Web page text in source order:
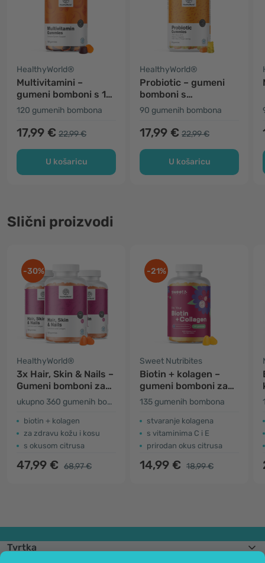
HealthyWorld®
Multivitamini –
gumeni bomboni s 10
vitamina
120 gumenih bombona
17,99 € 22,99 €
U košaricu
HealthyWorld®
Probiotic – gumeni
bomboni s
mikrobiološkim
kulturama
90 gumenih bombona
17,99 € 22,99 €
U košaricu
Slični proizvodi
-30%
HealthyWorld®
3x Hair, Skin & Nails –
Gumeni bomboni za
kosu, kožu i nokte
ukupno 360 gumenih bombona
biotin + kolagen
za zdravu kožu i kosu
s okusom citrusa
47,99 € 68,97 €
-21%
Sweet Nutribites
Biotin + kolagen –
gumeni bomboni za
kosu, kožu i nokte
135 gumenih bombona
stvaranje kolagena
s vitaminima C i E
prirodan okus citrusa
14,99 € 18,99 €
Tvrtka